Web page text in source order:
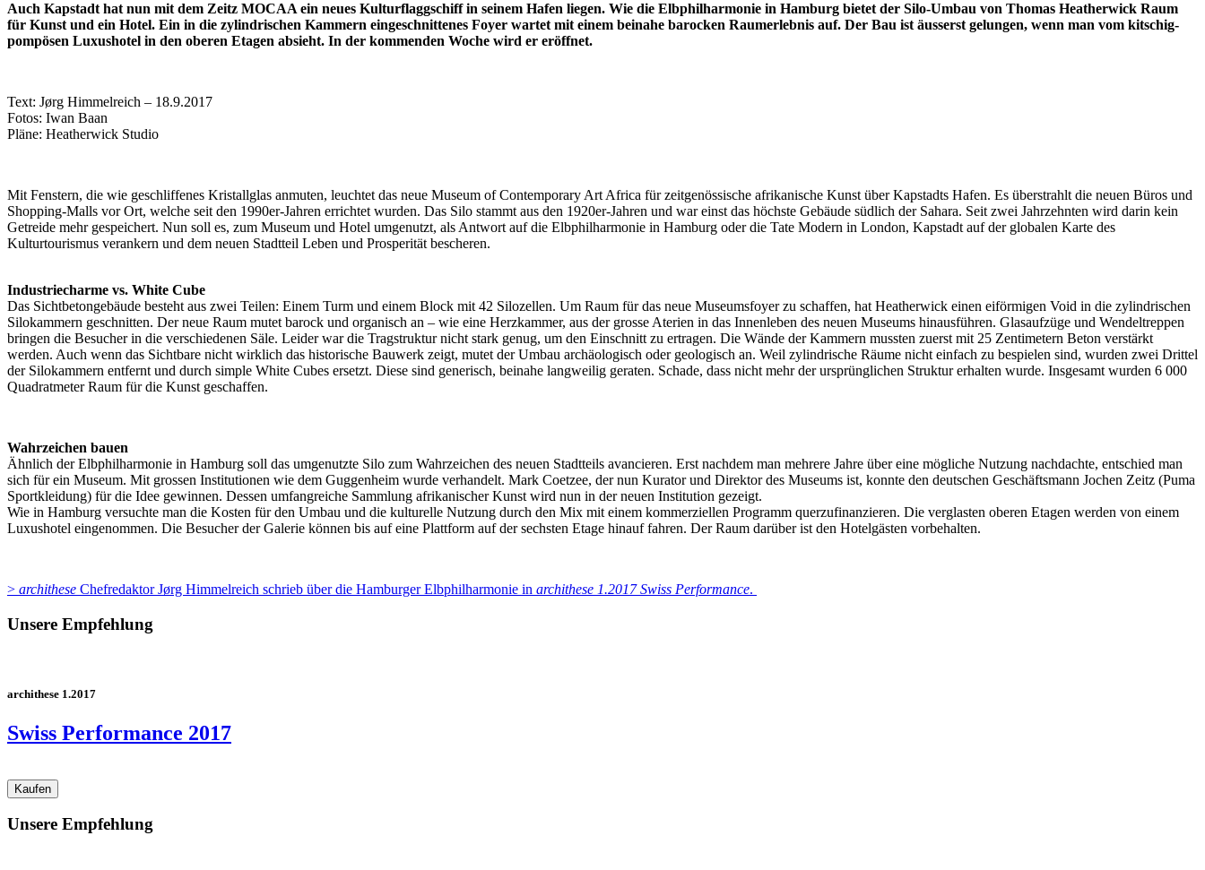
Auch Kapstadt hat nun mit dem Zeitz MOCAA ein neues Kulturflaggschiff in seinem Hafen liegen. Wie die Elbphilharmonie in Hamburg bietet der Silo-Umbau von Thomas Heatherwick Raum
für Kunst und ein Hotel. Ein in die zylindrischen Kammern eingeschnittenes Foyer wartet mit einem beinahe barocken Raumerlebnis auf. Der Bau ist äusserst gelungen, wenn man vom kitschig-
pompösen Luxushotel in den oberen Etagen absieht. In der kommenden Woche wird er eröffnet.
Text: Jørg Himmelreich – 18.9.2017
Fotos: Iwan Baan
Pläne: Heatherwick Studio
Mit Fenstern, die wie geschliffenes Kristallglas anmuten, leuchtet das neue Museum of Contemporary Art Africa für zeitgenössische afrikanische Kunst über Kapstadts Hafen. Es überstrahlt die neuen Büros und
Shopping-Malls vor Ort, welche seit den 1990er-Jahren errichtet wurden. Das Silo stammt aus den 1920er-Jahren und war einst das höchste Gebäude südlich der Sahara. Seit zwei Jahrzehnten wird darin kein
Getreide mehr gespeichert. Nun soll es, zum Museum und Hotel umgenutzt, als Antwort auf die Elbphilharmonie in Hamburg oder die Tate Modern in London, Kapstadt auf der globalen Karte des
Kulturtourismus verankern und dem neuen Stadtteil Leben und Prosperität bescheren.
Industriecharme vs. White Cube
Das Sichtbetongebäude besteht aus zwei Teilen: Einem Turm und einem Block mit 42 Silozellen. Um Raum für das neue Museumsfoyer zu schaffen, hat Heatherwick einen eiförmigen Void in die zylindrischen
Silokammern geschnitten. Der neue Raum mutet barock und organisch an – wie eine Herzkammer, aus der grosse Aterien in das Innenleben des neuen Museums hinausführen. Glasaufzüge und Wendeltreppen
bringen die Besucher in die verschiedenen Säle. Leider war die Tragstruktur nicht stark genug, um den Einschnitt zu ertragen. Die Wände der Kammern mussten zuerst mit 25 Zentimetern Beton verstärkt
werden. Auch wenn das Sichtbare nicht wirklich das historische Bauwerk zeigt, mutet der Umbau archäologisch oder geologisch an. Weil zylindrische Räume nicht einfach zu bespielen sind, wurden zwei Drittel
der Silokammern entfernt und durch simple White Cubes ersetzt. Diese sind generisch, beinahe langweilig geraten. Schade, dass nicht mehr der ursprünglichen Struktur erhalten wurde. Insgesamt wurden 6 000
Quadratmeter Raum für die Kunst geschaffen.
Wahrzeichen bauen
Ähnlich der Elbphilharmonie in Hamburg soll das umgenutzte Silo zum Wahrzeichen des neuen Stadtteils avancieren. Erst nachdem man mehrere Jahre über eine mögliche Nutzung nachdachte, entschied man
sich für ein Museum. Mit grossen Institutionen wie dem Guggenheim wurde verhandelt. Mark Coetzee, der nun Kurator und Direktor des Museums ist, konnte den deutschen Geschäftsmann Jochen Zeitz (Puma
Sportkleidung) für die Idee gewinnen. Dessen umfangreiche Sammlung afrikanischer Kunst wird nun in der neuen Institution gezeigt.
Wie in Hamburg versuchte man die Kosten für den Umbau und die kulturelle Nutzung durch den Mix mit einem kommerziellen Programm querzufinanzieren. Die verglasten oberen Etagen werden von einem
Luxushotel eingenommen. Die Besucher der Galerie können bis auf eine Plattform auf der sechsten Etage hinauf fahren. Der Raum darüber ist den Hotelgästen vorbehalten.
> archithese Chefredaktor Jørg Himmelreich schrieb über die Hamburger Elbphilharmonie in archithese 1.2017 Swiss Performance.
Unsere Empfehlung
archithese 1.2017
Swiss Performance 2017
Unsere Empfehlung